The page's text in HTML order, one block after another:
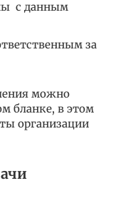
с данным
за
можно
бланке, в этом
организации